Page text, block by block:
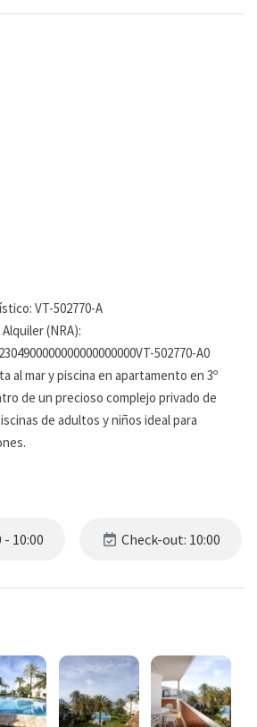
VT-502770-A
(NRA):
502770-A0
al mar y piscina en apartamento en 3º
de un precioso complejo privado de
de adultos y niños ideal para
a la atractiva y bien mantenida
norte. Una puerta de acceso nos da
encontramos el baño con bañera y
muy equipado con lo necesario para
- 10:00 Check-out: 10:00